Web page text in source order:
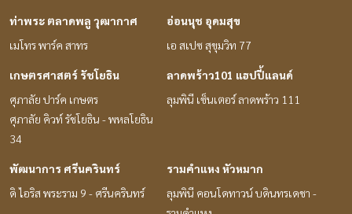
ท่าพระ ตลาดพลู วุฒากาศ
เมโทร พาร์ค สาทร
อ่อนนุช อุดมสุข
เอ สเปซ สุขุมวิท 77
เกษตรศาสตร์ รัชโยธิน
ศุภาลัย ปาร์ค เกษตร
ศุภาลัย คิวท์ รัชโยธิน - พหลโยธิน
34
ลาดพร้าว101 แฮปปี้แลนด์
ลุมพินี เซ็นเตอร์ ลาดพร้าว 111
พัฒนาการ ศรีนครินทร์
ดิ ไอริส พระราม 9 - ศรีนครินทร์
รามคำแหง หัวหมาก
ลุมพินี คอนโดทาวน์ บดินทรเดชา -